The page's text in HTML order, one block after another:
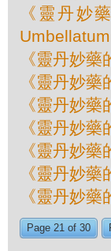
《靈丹妙
Umbellatum
《靈丹妙
《靈丹妙
《靈丹妙
《靈丹妙
《靈丹妙
《靈丹妙
《靈丹妙
Page 21 of 30